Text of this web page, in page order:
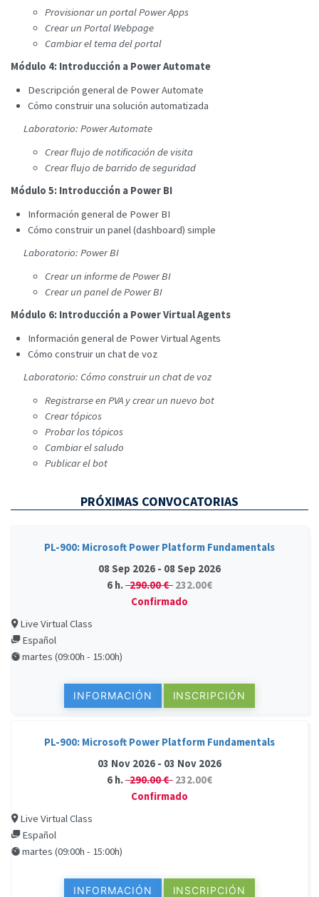
Provisionar un portal Power Apps
Crear un Portal Webpage
Cambiar el tema del portal
Módulo 4: Introducción a Power Automate
Descripción general de Power Automate
Cómo construir una solución automatizada
Laboratorio: Power Automate
Crear flujo de notificación de visita
Crear flujo de barrido de seguridad
Módulo 5: Introducción a Power BI
Información general de Power BI
Cómo construir un panel (dashboard) simple
Laboratorio: Power BI
Crear un informe de Power BI
Crear un panel de Power BI
Módulo 6: Introducción a Power Virtual Agents
Información general de Power Virtual Agents
Cómo construir un chat de voz
Laboratorio: Cómo construir un chat de voz
Registrarse en PVA y crear un nuevo bot
Crear tópicos
Probar los tópicos
Cambiar el saludo
Publicar el bot
PRÓXIMAS CONVOCATORIAS
PL-900: Microsoft Power Platform Fundamentals
08 Sep 2026 - 08 Sep 2026
6 h.290.00 € 232.00€
Confirmado
Live Virtual Class
Español
martes (09:00h - 15:00h)
INFORMACIÓN INSCRIPCIÓN
PL-900: Microsoft Power Platform Fundamentals
03 Nov 2026 - 03 Nov 2026
6 h.290.00 € 232.00€
Confirmado
Live Virtual Class
Español
martes (09:00h - 15:00h)
INFORMACIÓN INSCRIPCIÓN